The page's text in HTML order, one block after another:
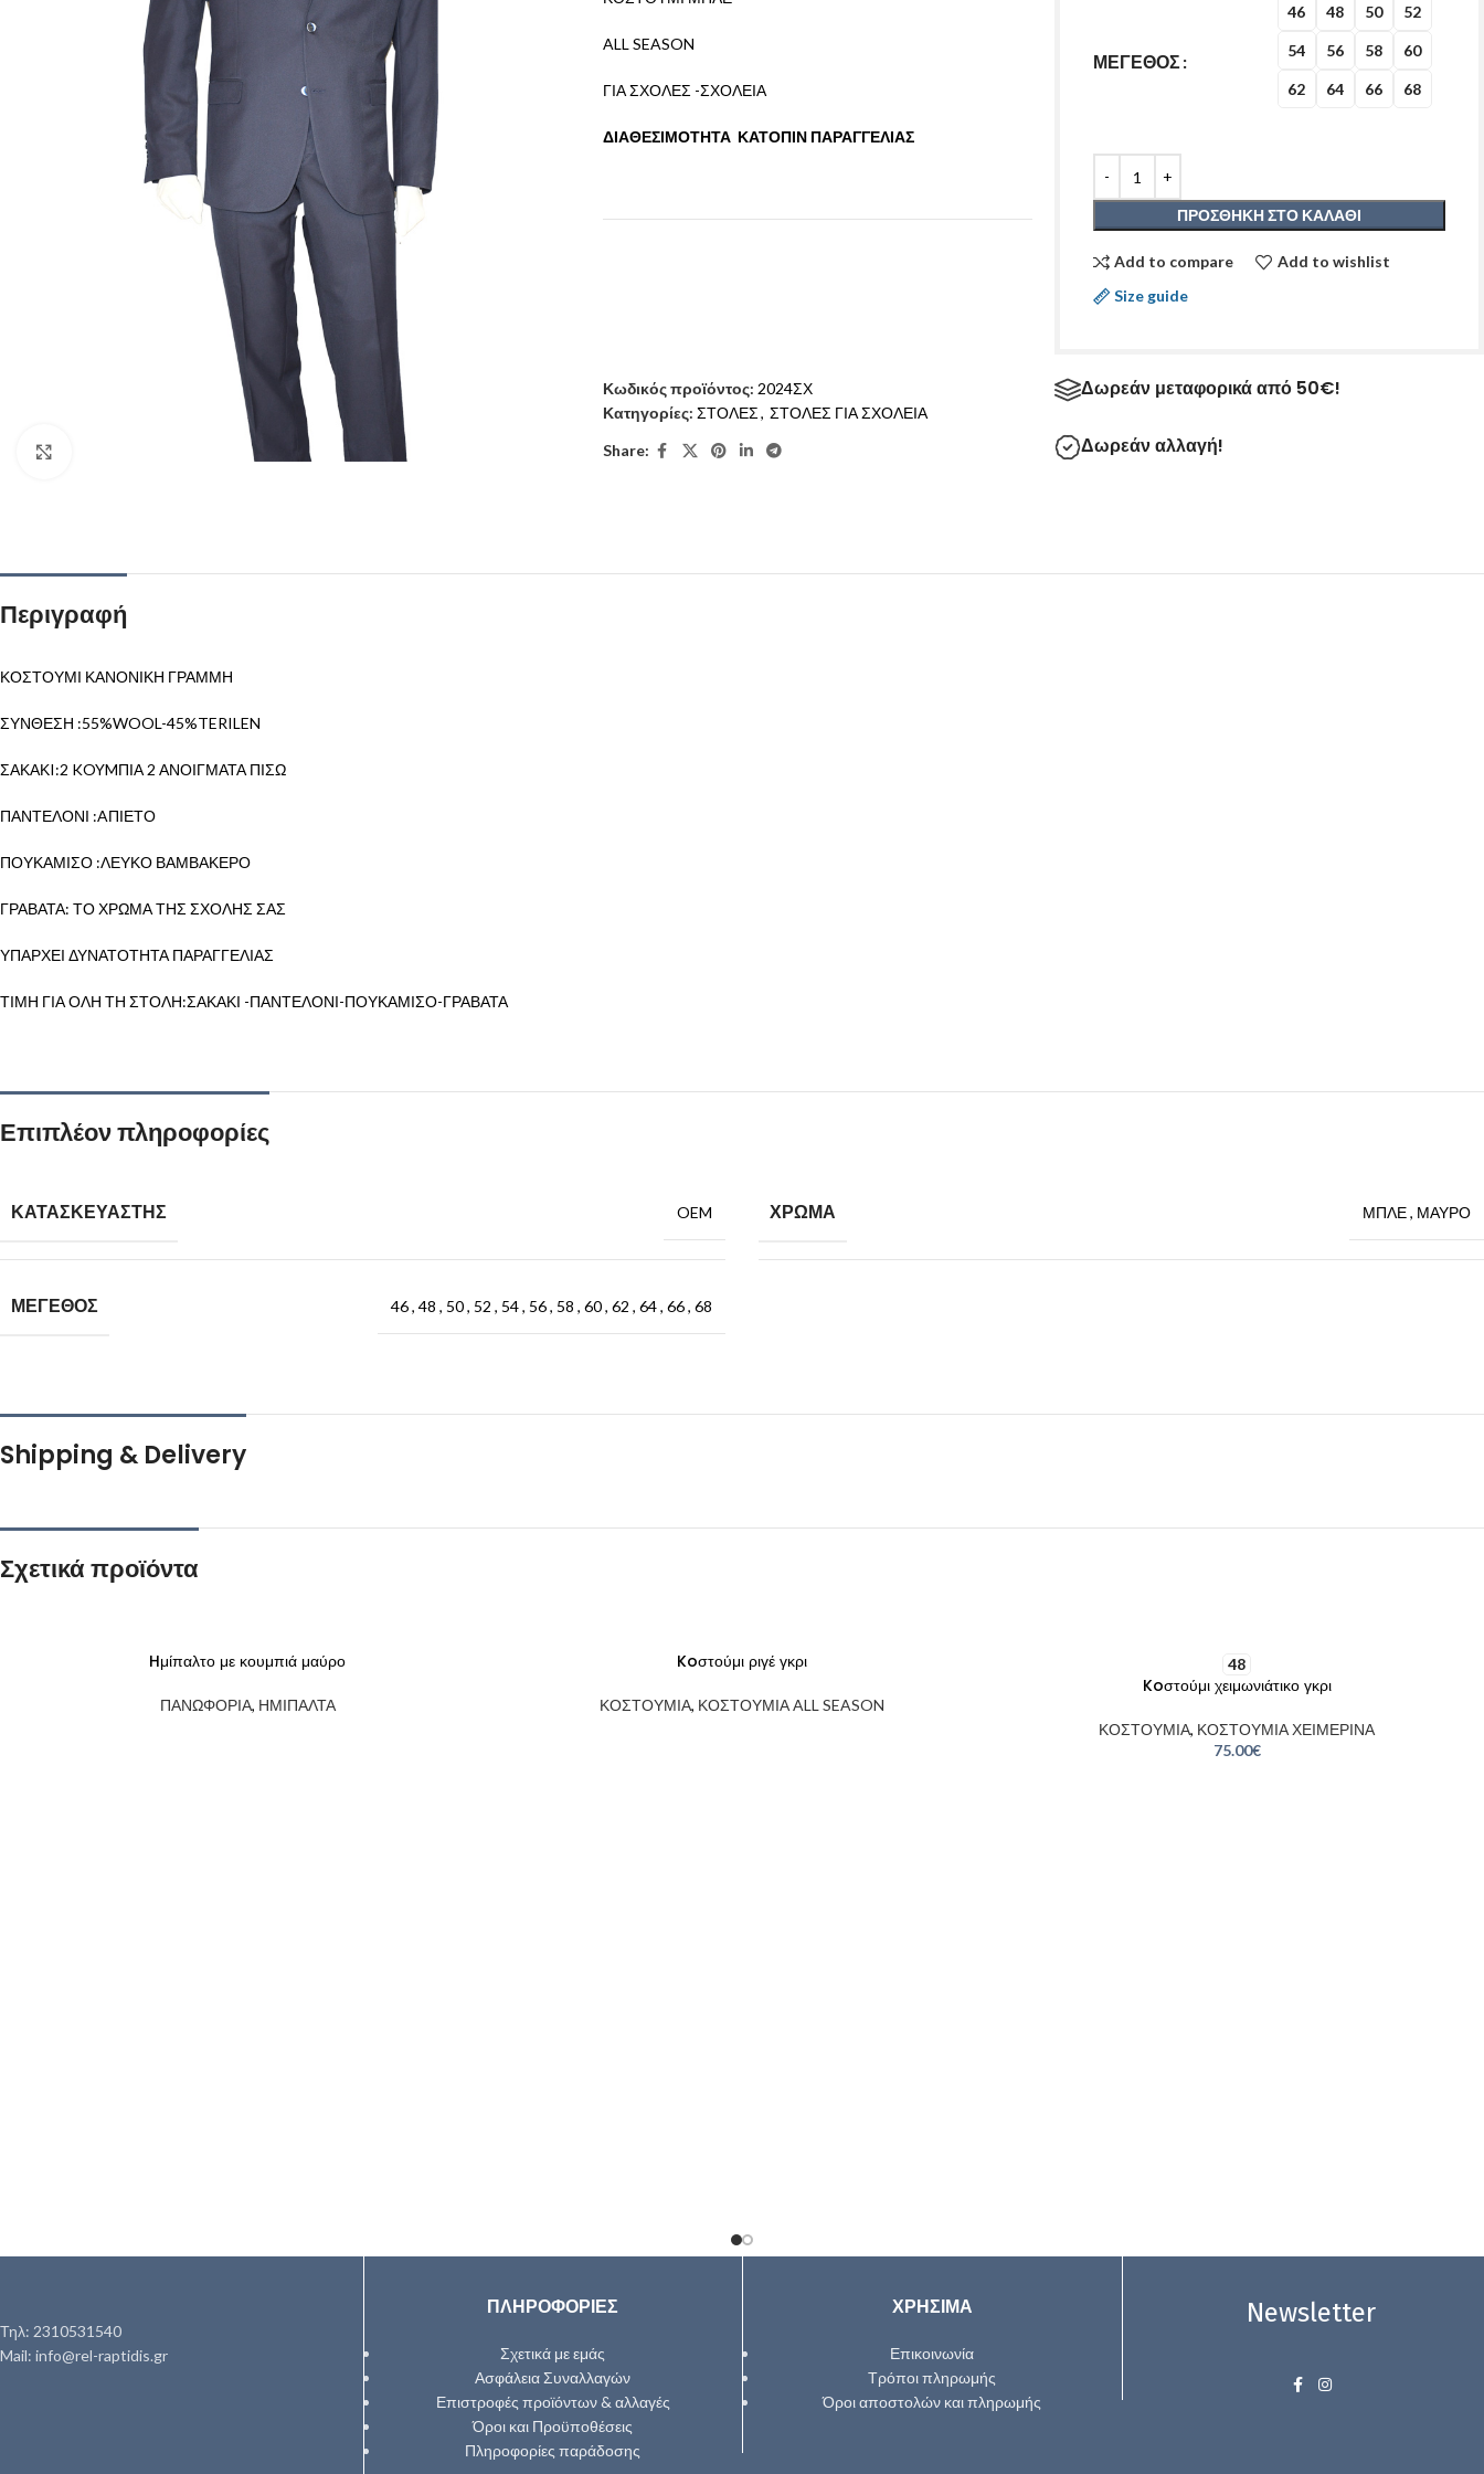
ALL SEASON
ΓΙΑ ΣΧΟΛΕΣ -ΣΧΟΛΕΙΑ
ΔΙΑΘΕΣΙΜΟΤΗΤΑ ΚΑΤΟΠΙΝ ΠΑΡΑΓΓΕΛΙΑΣ
ΜΕΓΕΘΟΣ
46 48 50 52
54 56 58 60
62 64 66 68
ΠΡΟΣΘΉΚΗ ΣΤΟ ΚΑΛΆΘΙ
Add to compare
Add to wishlist
Size guide
Κωδικός προϊόντος: 2024ΣΧ
Κατηγορίες: ΣΤΟΛΕΣ, ΣΤΟΛΕΣ ΓΙΑ ΣΧΟΛΕΙΑ
Share:
Δωρεάν μεταφορικά από 50€!
Δωρεάν αλλαγή!
Περιγραφή
ΚΟΣΤΟΥΜΙ ΚΑΝΟΝΙΚΗ ΓΡΑΜΜΗ
ΣΥΝΘΕΣΗ :55%WOOL-45%TERILEN
ΣΑΚΑΚI:2 KOYMΠΙΑ 2 ΑΝΟΙΓΜΑΤΑ ΠΙΣΩ
ΠΑΝΤΕΛΟΝΙ :AΠΙΕΤΟ
ΠΟΥΚΑΜΙΣΟ :ΛΕΥΚΟ ΒΑΜΒΑΚΕΡΟ
ΓΡΑΒΑΤΑ: ΤΟ ΧΡΩΜΑ ΤΗΣ ΣΧΟΛΗΣ ΣΑΣ
ΥΠΑΡΧΕΙ ΔΥΝΑΤΟΤΗΤΑ ΠΑΡΑΓΓΕΛΙΑΣ
ΤΙΜΗ ΓΙΑ ΟΛΗ ΤΗ ΣΤΟΛΗ:ΣΑΚΑΚΙ -ΠΑΝΤΕΛΟΝΙ-ΠΟΥΚΑΜΙΣΟ-ΓΡΑΒΑΤΑ
Επιπλέον πληροφορίες
ΚΑΤΑΣΚΕΥΑΣΤΗΣ OEM ΧΡΩΜΑ ΜΠΛΕ, ΜΑΥΡΟ
ΜΕΓΕΘΟΣ 46, 48 , 50, 52 , 54, 56, 58 , 60, 62 , 64, 66, 68
Shipping & Delivery
Σχετικά προϊόντα
Hμίπαλτο με κουμπιά μαύρο
ΠΑΝΩΦΟΡΙΑ, ΗΜΙΠΑΛΤΑ
Koστούμι ριγέ γκρι
ΚΟΣΤΟΥΜΙΑ, ΚΟΣΤΟΥΜΙΑ ALL SEASON
48
Koστούμι χειμωνιάτικο γκρι
ΚΟΣΤΟΥΜΙΑ, ΚΟΣΤΟΥΜΙΑ ΧΕΙΜΕΡΙΝΑ
75.00€
Τηλ: 2310531540
Mail: info@rel-raptidis.gr
ΠΛΗΡΟΦΟΡΙΕΣ
Σχετικά με εμάς
Ασφάλεια Συναλλαγών
Επιστροφές προϊόντων & αλλαγές
Όροι και Προϋποθέσεις
Πληροφορίες παράδοσης
ΧΡΗΣΙΜΑ
Επικοινωνία
Τρόποι πληρωμής
Όροι αποστολών και πληρωμής
Newsletter